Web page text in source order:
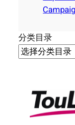
分类目录